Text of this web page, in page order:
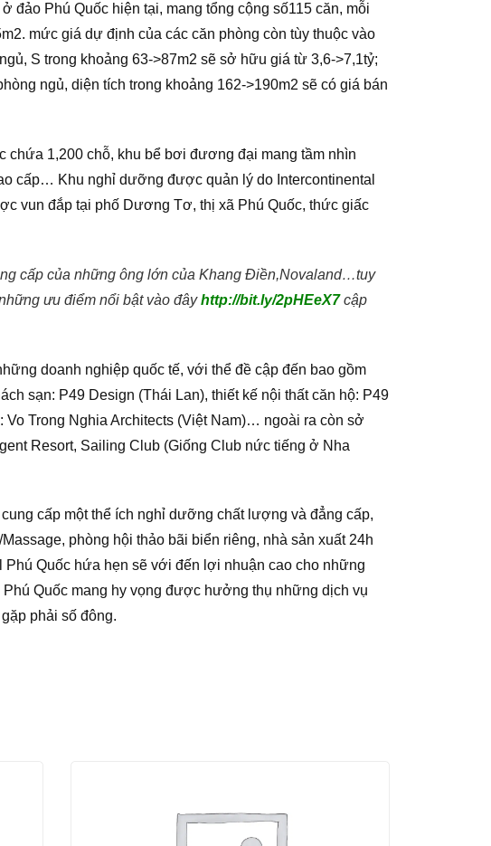
đảo Phú Quốc hiện tại, mang tổng cộng số115 căn, mỗi
mức giá dự định của các căn phòng còn tùy thuộc vào
S trong khoảng 63->87m2 sẽ sở hữu giá từ 3,6->7,1tỷ;
ngủ, diện tích trong khoảng 162->190m2 sẽ có giá bán
chứa 1,200 chỗ, khu bể bơi đương đại mang tầm nhìn
cấp… Khu nghỉ dưỡng được quản lý do Intercontinental
vun đắp tại phố Dương Tơ, thị xã Phú Quốc, thức giấc
cấp của những ông lớn của Khang Điền,Novaland…tuy
ưu điểm nổi bật vào đâyhttp://bit.ly/2pHEeX7cập
doanh nghiệp quốc tế, với thể đề cập đến bao gồm
sạn: P49 Design (Thái Lan), thiết kế nội thất căn hộ: P49
Trong Nghia Architects (Việt Nam)… ngoài ra còn sở
Resort, Sailing Club (Giống Club nức tiếng ở Nha
cấp một thể ích nghỉ dưỡng chất lượng và đẳng cấp,
phòng hội thảo bãi biển riêng, nhà sản xuất 24h
Quốc hứa hẹn sẽ với đến lợi nhuận cao cho những
Quốc mang hy vọng được hưởng thụ những dịch vụ
phải số đông.